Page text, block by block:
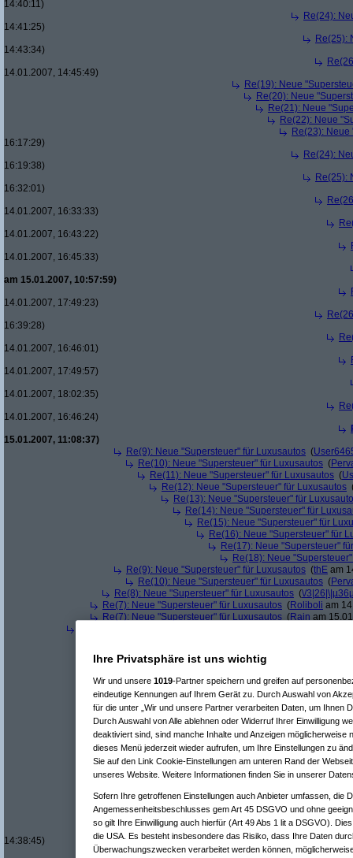
14:40:11)
Re(24):
14:41:25)
Re(25):
14:43:34)
14.01.2007, 14:45:49)
Re(19): Neue
Re(20): Neue
Re(21): Neue
Re(22): Neue
Re(23):
16:17:29)
Re(24):
16:19:38)
Re(25):
16:32:01)
14.01.2007, 16:33:33)
14.01.2007, 16:43:22)
14.01.2007, 16:45:33)
am 15.01.2007, 10:57:59)
14.01.2007, 17:49:23)
16:39:28)
14.01.2007, 16:46:01)
14.01.2007, 17:49:57)
14.01.2007, 18:02:35)
14.01.2007, 16:46:24)
15.01.2007, 11:08:37)
Re(9): Neue "Supersteuer" für Luxusautos (
Re(10): Neue "Supersteuer" für Luxusautos (
Re(11): Neue "Supersteuer" für Luxusautos (
Re(12): Neue "Supersteuer" für Luxusautos
Re(13): Neue "Supersteuer" für
Re(14): Neue "Supersteuer" für
Re(15): Neue "Supersteuer" für
Re(16): Neue "Supersteuer" für
Re(17): Neue "Supersteuer"
Re(18): Neue
Re(9): Neue "Supersteuer" für Luxusautos (thE am
Re(10): Neue "Supersteuer" für Luxusautos (
Re(8): Neue "Supersteuer" für Luxusautos (\/
Re(7): Neue "Supersteuer" für Luxusautos (Roliboli am
Re(7): Neue "Supersteuer" für Luxusautos (Rain am
Re(7): Neue "Supersteuer" für Luxusautos
Re(8): Neue "Supersteuer" für Luxusautos
Re(9): Neue "Supersteuer" für Luxusautos
bootleg
Re(10): Neue "Supersteuer" für Luxusautos
Re(11): Neue "Supersteuer" für Luxusautos (
Re(12): Neue "Supersteuer" für Luxusautos
Re(13): Neue "Supersteuer" für
Re(14): Neue "Supersteuer" für
Re(15): Neue "Supersteuer" für
Re(16): Neue "Supersteuer" für
Re(17): Neue "Supersteuer"
Re(19): Neue
Re(20): Neue
Re(21): Neue
Re(22): Neue
14:38:45)
Re(23): Neue
Ihre Privatsphäre ist uns wichtig
Wir und unsere 1019-Partner speichern und greifen auf
eindeutige Kennungen auf Ihrem Gerät zu. Durch Auswahl von
für die unter „Wir und unsere Partner verarbeiten Daten, um Ihnen
Durch Auswahl von Alle ablehnen oder Widerruf Ihrer Einwilligung
deaktiviert sind, sind manche Inhalte und Anzeigen möglicherweise
dieses Menü jederzeit wieder aufrufen, um Ihre Einstellungen zu
Sie auf den Link Cookie-Einstellungen am unteren Rand der
unseres Website. Weitere Informationen finden Sie in unserer
Sofern Ihre getroffenen Einstellungen auch Anbieter umfassen, die
Angemessenheitsbeschlusses gem Art 45 DSGVO und ohne
so gilt Ihre Einwilligung auch hierfür (Art 49 Abs 1 lit a DSGVO).
die USA. Es besteht insbesondere das Risiko, dass Ihre Daten
Überwachungszwecken verarbeitet werden können,